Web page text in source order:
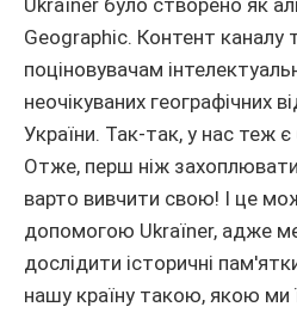
Geographic. Контент каналу
поціновувачам
неочікуваних географічних
України. Так-так, у нас теж
Отже, перш ніж
варто вивчити свою! І це
допомогою Ukraїner, адже
дослідити історичні
нашу країну такою, якою ми